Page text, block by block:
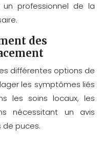
professionnel de la
des
différentes options de
les symptômes liés
les soins locaux, les
nécessitant un avis
de puces.